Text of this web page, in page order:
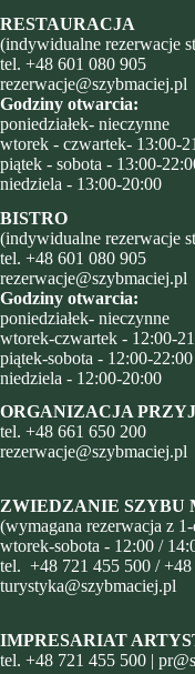
RESTAURACJA
(indywidualne rezerwacje
tel. +48 601 080 905
rezerwacje@szybmaciej.pl
Godziny otwarcia:
poniedziałek- nieczynne
wtorek - czwartek- 13:00-
piątek - sobota - 13:00-
niedziela - 13:00-20:00
BISTRO
(indywidualne rezerwacje
tel. +48 601 080 905
rezerwacje@szybmaciej.pl
Godziny otwarcia:
poniedziałek- nieczynne
wtorek-czwartek - 12:00-
piątek-sobota - 12:00-22:00
niedziela - 12:00-20:00
ORGANIZACJA
tel. +48 661 650 200
rezerwacje@szybmaciej.pl
ZWIEDZANIE SZYBU
(wymagana rezerwacja z
wtorek-sobota - 12:00 /
tel. +48 721 455 500 /+48
turystyka@szybmaciej.pl
IMPRESARIAT
tel. +48 721 455 500 |